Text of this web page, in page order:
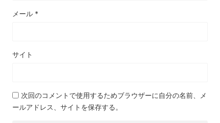
メール *
サイト
次回のコメントで使用するためブラウザーに自分の名前、メ
ールアドレス、サイトを保存する。